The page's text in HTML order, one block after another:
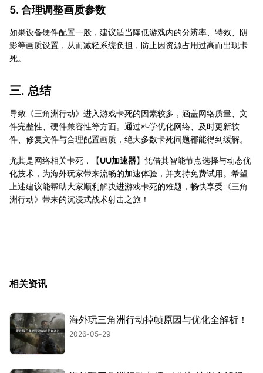
5. 合理调整画质参数
如果设备硬件配置一般，建议适当降低游戏内的分辨率、特效、阴
影等画质设置，从而减轻系统负担，防止因资源占用过高而出现卡
死。
三. 总结
导致《三角洲行动》进入游戏卡死的因素较多，涵盖网络质量、文
件完整性、硬件兼容性等方面。通过科学优化网络、及时更新软
件、修复文件与合理配置画质，绝大多数卡死问题都能得到缓解。
尤其是网络相关卡死，【UU加速器】凭借其智能节点选择与动态优
化技术，为海外玩家带来流畅的加速体验，并支持免费试用。希望
上述建议能帮助大家顺利解决进游戏卡死的难题，畅快享受《三角
洲行动》带来的沉浸式战术射击之旅！
相关资讯
海外玩三角洲行动掉帧原因与优化全解析！
2026-05-29